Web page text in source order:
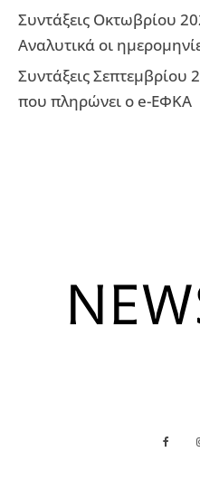
Συντάξεις Οκτωβρίου
Αναλυτικά οι
Συντάξεις Σεπτεμβρίου
που πληρώνει ο e-ΕΦΚΑ